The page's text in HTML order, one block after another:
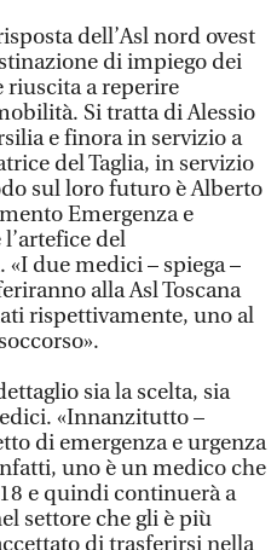
dell’Asl nord ovest
di impiego dei
riuscita a reperire
Si tratta di Alessio
e finora in servizio a
del Taglia, in servizio
sul loro futuro è Alberto
Emergenza e
del
due medici – spiega –
alla Asl Toscana
rispettivamente, uno al
sia la scelta, sia
«Innanzitutto –
di emergenza e urgenza
uno è un medico che
e quindi continuerà a
settore che gli è più
di trasferirsi nella